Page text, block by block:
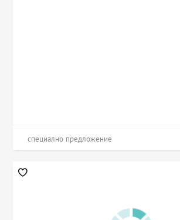
специално предложение